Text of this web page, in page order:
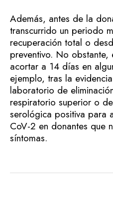
Además, antes de la
transcurrido un periodo
recuperación total o
preventivo. No
acortar a 14 días en
ejemplo, tras la
laboratorio de
respiratorio superior o
serológica positiva para
CoV-2 en donantes que
síntomas.